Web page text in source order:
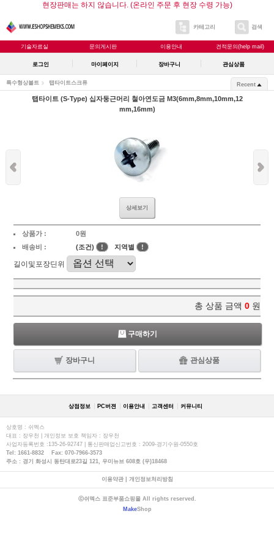
현장판매는 하지 않습니다. (온라인 주문 후 현장 수령 가능)
카테고리 검색
기술자료실 문의게시판 이용안내 견적문의(help mail)
로그인 마이페이지 장바구니 관심상품
특수형상볼트 탭타이트스크류 Recent
탭타이트 (S-Type) 십자둥근머리 철아연도금 M3(6mm,8mm,10mm,12
mm,16mm)
상세보기
상품가 :
0원
배송비 :
(조건) ! 지역별 !
길이및포장딘위
총 상품 금액 0 원
구매하기
장바구니 관심상품
상점정보 PC버젼 이용안내 고객센터 커뮤니티
상호명 : 쉬멕스
대표 : 장우천 | 개인정보 보호 책임자 : 장우천
사업자등록번호 :135-26-92747 | 통신판매업신고번호 : 2009-경기수원-0550호
Tel: 1661-8832 Fax: 070-7966-3573
주소 : 경기 화성시 동탄대로23길 121, 우미뉴브 608호 (우)18468
이용약관| 개인정보처리방침
ⓒ쉬멕스 표준부품쇼핑몰 All rights reserved.
MakeShop